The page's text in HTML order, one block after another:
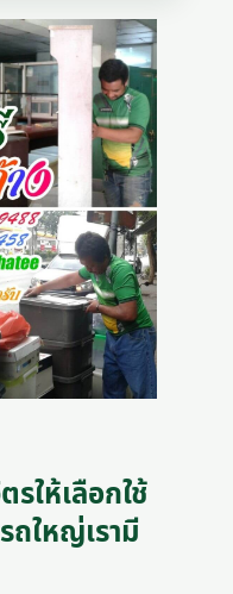
ให้เลือกใช้
ถใหญ่เรามี